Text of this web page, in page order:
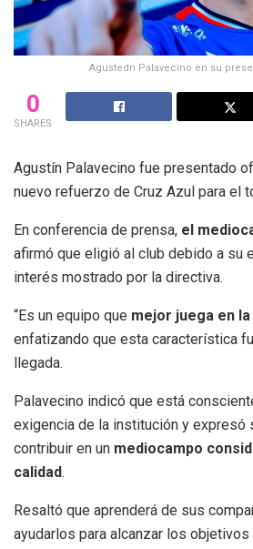
Agustedn Palavecino en su
0
SHARES
Agustín Palavecino fue presentado
nuevo refuerzo de Cruz Azul para el
En conferencia de prensa, el
afirmó que eligió al club debido a su
interés mostrado por la directiva.
“Es un equipo que mejor juega en la
enfatizando que esta característica
llegada.
Palavecino indicó que está
exigencia de la institución y expresó
contribuir en un mediocampo
calidad.
Resaltó que aprenderá de sus
ayudarlos para alcanzar los objetivos